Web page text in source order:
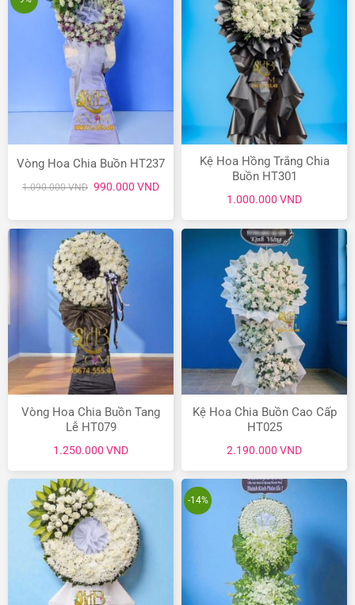
Vòng Hoa Chia Buồn HT237
1.090.000VND Giá
990.000 VNDGiá
990.000 VND.
Kệ Hoa Hồng Trắng Chia
Buồn HT301
1.000.000 VND
Vòng Hoa Chia Buồn Tang
Lễ HT079
1.250.000 VND
Kệ Hoa Chia Buồn Cao Cấp
HT025
2.190.000 VND
-14%